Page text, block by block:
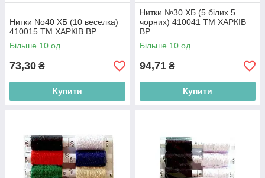
Нитки No40 ХБ (10 веселка)
410015 ТМ ХАРКІВ BP
Більше 10 од.
73,30 ₴
Купити
Нитки №30 ХБ (5 білих 5
чорних) 410041 ТМ ХАРКІВ
BP
Більше 10 од.
94,71 ₴
Купити